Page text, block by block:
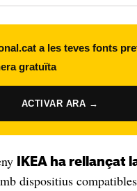
a les teves fonts
gratuïta
ACTIVAR ARA →
IKEA ha rellançat
dispositius